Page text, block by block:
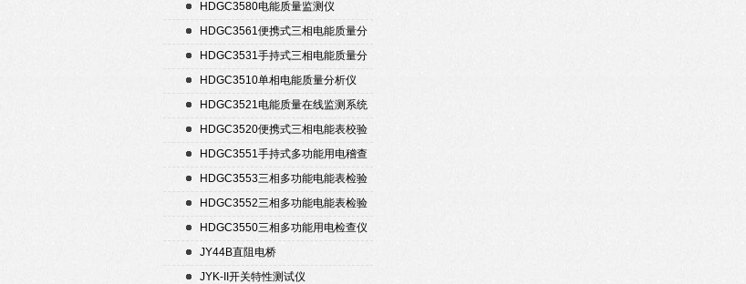
置
HDGC3580电能质量监测仪
HDGC3561便携式三相电能质量分
析仪
HDGC3531手持式三相电能质量分
析仪
HDGC3510单相电能质量分析仪
HDGC3521电能质量在线监测系统
HDGC3520便携式三相电能表校验
仪
HDGC3551手持式多功能用电稽查
仪
HDGC3553三相多功能电能表检验
装置
HDGC3552三相多功能电能表检验
装置
HDGC3550三相多功能用电检查仪
JY44B直阻电桥
JYK-II开关特性测试仪